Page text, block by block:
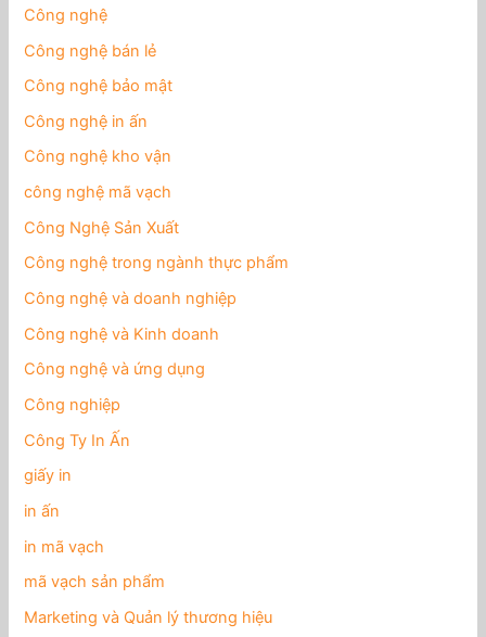
Công nghệ
Công nghệ bán lẻ
Công nghệ bảo mật
Công nghệ in ấn
Công nghệ kho vận
công nghệ mã vạch
Công Nghệ Sản Xuất
Công nghệ trong ngành thực phẩm
Công nghệ và doanh nghiệp
Công nghệ và Kinh doanh
Công nghệ và ứng dụng
Công nghiệp
Công Ty In Ấn
giấy in
in ấn
in mã vạch
mã vạch sản phẩm
Marketing và Quản lý thương hiệu